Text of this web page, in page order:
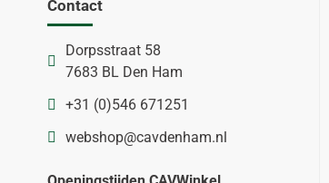
Contact
Dorpsstraat 58
7683 BL Den Ham
+31 (0)546 671251
webshop@cavdenham.nl